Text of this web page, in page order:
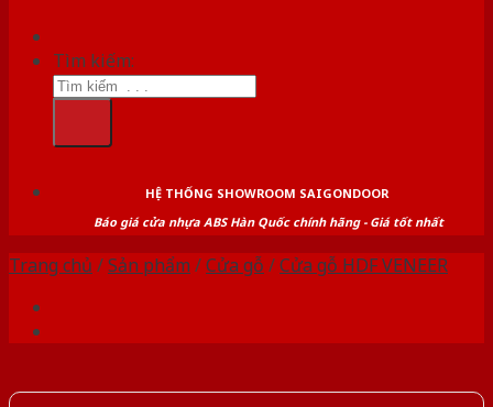
Tìm kiếm:
HỆ THỐNG SHOWROOM SAIGONDOOR
Báo giá cửa nhựa ABS Hàn Quốc chính hãng - Giá tốt nhất
Trang chủ /Sản phẩm /Cửa gỗ /Cửa gỗ HDF VENEER